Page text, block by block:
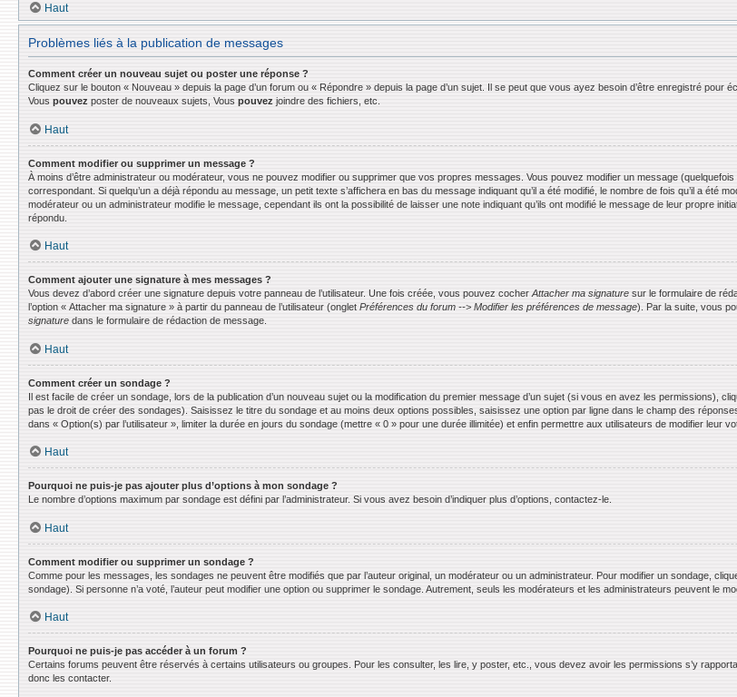
Haut
Problèmes liés à la publication de messages
Comment créer un nouveau sujet ou poster une réponse ?
Cliquez sur le bouton « Nouveau » depuis la page d’un forum ou « Répondre » depuis la page d’un sujet. Il se peut que vous ayez besoin d’être enregistré
Vous pouvez poster de nouveaux sujets, Vous pouvez joindre des fichiers, etc.
Haut
Comment modifier ou supprimer un message ?
À moins d’être administrateur ou modérateur, vous ne pouvez modifier ou supprimer que vos propres messages. Vous pouvez modifier un message
correspondant. Si quelqu’un a déjà répondu au message, un petit texte s’affichera en bas du message indiquant qu’il a été modifié, le nombre de fois qu’il a été
modérateur ou un administrateur modifie le message, cependant ils ont la possibilité de laisser une note indiquant qu’ils ont modifié le message de leur propre
répondu.
Haut
Comment ajouter une signature à mes messages ?
Vous devez d’abord créer une signature depuis votre panneau de l’utilisateur. Une fois créée, vous pouvez cocher Attacher ma signature sur le formulaire de
l’option « Attacher ma signature » à partir du panneau de l’utilisateur (onglet Préférences du forum --> Modifier les préférences de message). Par la suite, vous
signature dans le formulaire de rédaction de message.
Haut
Comment créer un sondage ?
Il est facile de créer un sondage, lors de la publication d’un nouveau sujet ou la modification du premier message d’un sujet (si vous en avez les permissions),
pas le droit de créer des sondages). Saisissez le titre du sondage et au moins deux options possibles, saisissez une option par ligne dans le champ des
dans « Option(s) par l’utilisateur », limiter la durée en jours du sondage (mettre « 0 » pour une durée illimitée) et enfin permettre aux utilisateurs de modifier leur
Haut
Pourquoi ne puis-je pas ajouter plus d’options à mon sondage ?
Le nombre d’options maximum par sondage est défini par l’administrateur. Si vous avez besoin d’indiquer plus d’options, contactez-le.
Haut
Comment modifier ou supprimer un sondage ?
Comme pour les messages, les sondages ne peuvent être modifiés que par l’auteur original, un modérateur ou un administrateur. Pour modifier un sondage,
sondage). Si personne n’a voté, l’auteur peut modifier une option ou supprimer le sondage. Autrement, seuls les modérateurs et les administrateurs peuvent le
Haut
Pourquoi ne puis-je pas accéder à un forum ?
Certains forums peuvent être réservés à certains utilisateurs ou groupes. Pour les consulter, les lire, y poster, etc., vous devez avoir les permissions s’y
donc les contacter.